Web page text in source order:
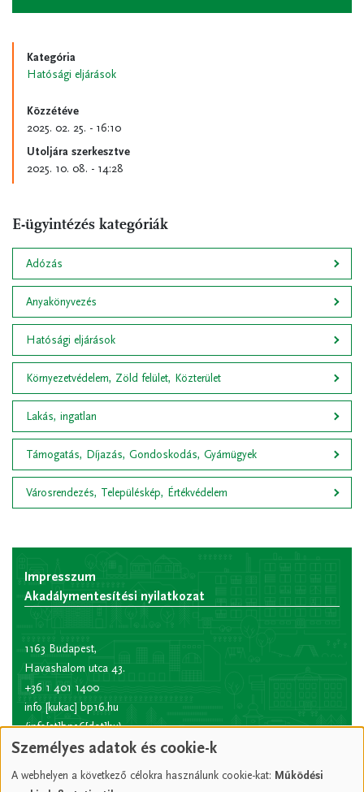
Kategória
Hatósági eljárások
Közzétéve
2025. 02. 25. - 16:10
Utoljára szerkesztve
2025. 10. 08. - 14:28
E-ügyintézés kategóriák
Adózás
Anyakönyvezés
Hatósági eljárások
Környezetvédelem, Zöld felület, Közterület
Lakás, ingatlan
Támogatás, Díjazás, Gondoskodás, Gyámügyek
Városrendezés, Településkép, Értékvédelem
Impresszum
Akadálymentesítési nyilatkozat
1163 Budapest,
Havashalom utca 43.
+36 1 401 1400
info [kukac] bp16.hu
(info[at]bp16[dot]hu)
Hivatali kapu rövid
Személyes adatok és cookie-k
A webhelyen a következő célokra használunk cookie-kat: Működési